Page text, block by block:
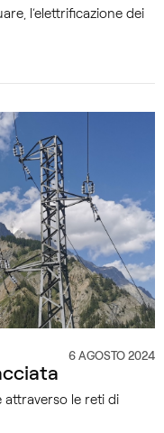
l’elettrificazione dei
6 AGOSTO 2024
attraverso le reti di